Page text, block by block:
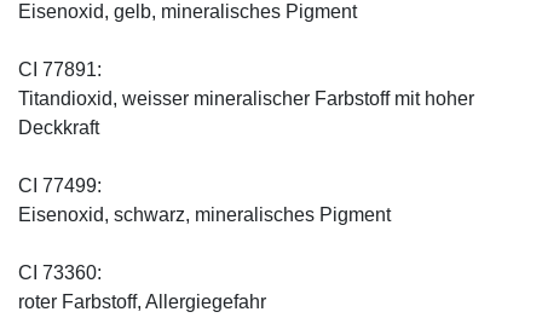
Eisenoxid, gelb, mineralisches Pigment
CI 77891:
Titandioxid, weisser mineralischer Farbstoff mit hoher
Deckkraft
CI 77499:
Eisenoxid, schwarz, mineralisches Pigment
CI 73360:
roter Farbstoff, Allergiegefahr